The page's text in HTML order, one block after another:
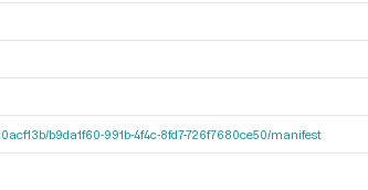
b9da1f60-991b-4f4c-8fd7-726f7680ce50/manifest